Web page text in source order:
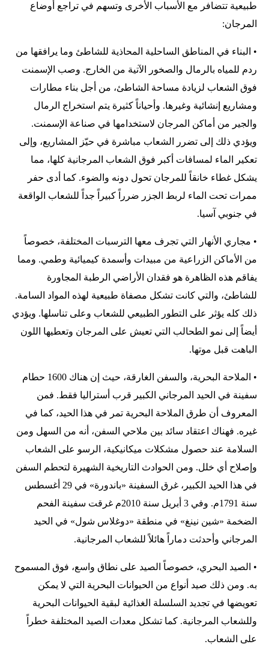
طبيعية تتضافر مع الأسباب الأخرى وتسهم في تراجع أوضاع
المرجان:
• البناء في المناطق الساحلية المحاذية للشاطئ وما يرافقها من
ردم للمياه بالرمال والصخور الآتية من الخارج. وصب الإسمنت
فوق الشعاب لزيادة مساحة الشاطئ، من أجل بناء مطارات
ومشاريع إنشائية وغيرها. وأحياناً كثيرة يتم استخراج الرمال
والجير من أماكن المرجان لاستخدامها في صناعة الإسمنت.
ويؤدي ذلك إلى تضرر الشعاب مباشرة في حيّز المشاريع، وإلى
تعكير الماء لمسافات أكبر فوق الشعاب المرجانية كلها، مما
يشكل غطاء خانقاً للمرجان تحول دونه والضوء. كما أدى حفر
ممرات تحت الماء لربط الجزر ضرراً كبيراً جداً للشعاب الواقعة
في جنوبي آسيا.
• مجاري الأنهار التي تجرف معها الترسبات المختلفة، خصوصاً
من الأماكن الزراعية من مبيدات وأسمدة كيميائية وطمي. ومما
يفاقم هذه الظاهرة هو فقدان الأراضي الرطبة المجاورة
للشاطئ، والتي كانت تشكل مصفاة طبيعية لهذه المواد السامة.
ذلك كله يؤثر على التطور الطبيعي للشعاب وعلى تناسلها. ويؤدي
أيضاً إلى نمو الطحالب التي تعيش على المرجان وتعطيها اللون
الباهت قبل موتها.
• الملاحة البحرية، والسفن الغارقة، حيث إن هناك 1600 حطام
سفينة في الحيد المرجاني الكبير قرب أستراليا فقط. فمن
المعروف أن طرق الملاحة البحرية تمر في هذا الحيد، كما في
غيره. فهناك اعتقاد سائد بين ملاحي السفن، أنه من السهل ومن
السلامة عند حصول مشكلات ميكانيكية، الرسو على الشعاب
وإصلاح أي خلل. ومن الحوادث التاريخية الشهيرة لتحطم السفن
في هذا الحيد الكبير، غرق السفينة «باندورة» في 29 أغسطس
سنة 1791م. وفي 3 أبريل سنة 2010م غرقت سفينة الفحم
الضخمة «شين نينغ» في منطقة «دوغلاس شول» في الحيد
المرجاني وأحدثت دماراً هائلاً للشعاب المرجانية.
• الصيد البحري، خصوصاً الصيد على نطاق واسع، فوق المسموح
به. ومن ذلك صيد أنواع من الحيوانات البحرية التي لا يمكن
تعويضها في تجديد السلسلة الغذائية لبقية الحيوانات البحرية
وللشعاب المرجانية. كما تشكل معدات الصيد المختلفة خطراً
على الشعاب.